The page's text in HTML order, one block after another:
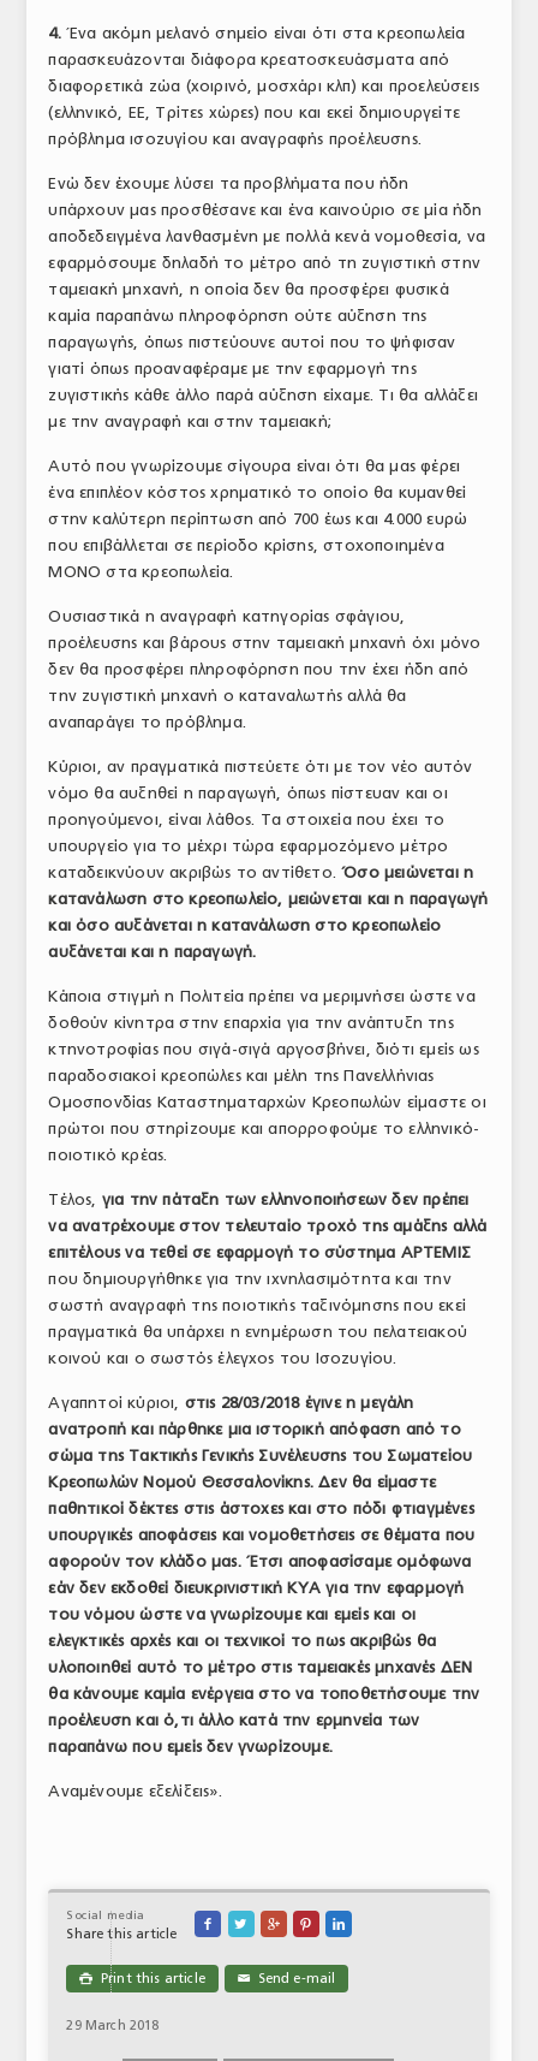
4.Ένα ακόμη μελανό σημείο είναι ότι στα κρεοπωλεία
παρασκευάζονται διάφορα κρεατοσκευάσματα από
διαφορετικά ζώα (χοιρινό, μοσχάρι κλπ) και προελεύσεις
(ελληνικό, ΕΕ, Τρίτες χώρες) που και εκεί δημιουργείτε
πρόβλημα ισοζυγίου και αναγραφής προέλευσης.
Ενώ δεν έχουμε λύσει τα προβλήματα που ήδη
υπάρχουν μας προσθέσανε και ένα καινούριο σε μία ήδη
αποδεδειγμένα λανθασμένη με πολλά κενά νομοθεσία, να
εφαρμόσουμε δηλαδή το μέτρο από τη ζυγιστική στην
ταμειακή μηχανή, η οποία δεν θα προσφέρει φυσικά
καμία παραπάνω πληροφόρηση ούτε αύξηση της
παραγωγής, όπως πιστεύουνε αυτοί που το ψήφισαν
γιατί όπως προαναφέραμε με την εφαρμογή της
ζυγιστικής κάθε άλλο παρά αύξηση είχαμε. Τι θα αλλάξει
με την αναγραφή και στην ταμειακή;
Αυτό που γνωρίζουμε σίγουρα είναι ότι θα μας φέρει
ένα επιπλέον κόστος χρηματικό το οποίο θα κυμανθεί
στην καλύτερη περίπτωση από 700 έως και 4.000 ευρώ
που επιβάλλεται σε περίοδο κρίσης, στοχοποιημένα
ΜΟΝΟ στα κρεοπωλεία.
Ουσιαστικά η αναγραφή κατηγορίας σφάγιου,
προέλευσης και βάρους στην ταμειακή μηχανή όχι μόνο
δεν θα προσφέρει πληροφόρηση που την έχει ήδη από
την ζυγιστική μηχανή ο καταναλωτής αλλά θα
αναπαράγει το πρόβλημα.
Κύριοι, αν πραγματικά πιστεύετε ότι με τον νέο αυτόν
νόμο θα αυξηθεί η παραγωγή, όπως πίστευαν και οι
προηγούμενοι, είναι λάθος. Τα στοιχεία που έχει το
υπουργείο για το μέχρι τώρα εφαρμοζόμενο μέτρο
καταδεικνύουν ακριβώς το αντίθετο.Όσο μειώνεται η
κατανάλωση στο κρεοπωλείο, μειώνεται και η παραγωγή
και όσο αυξάνεται η κατανάλωση στο κρεοπωλείο
αυξάνεται και η παραγωγή.
Κάποια στιγμή η Πολιτεία πρέπει να μεριμνήσει ώστε να
δοθούν κίνητρα στην επαρχία για την ανάπτυξη της
κτηνοτροφίας που σιγά-σιγά αργοσβήνει, διότι εμείς ως
παραδοσιακοί κρεοπώλες και μέλη της Πανελλήνιας
Ομοσπονδίας Καταστηματαρχών Κρεοπωλών είμαστε οι
πρώτοι που στηρίζουμε και απορροφούμε το ελληνικό-
ποιοτικό κρέας.
Τέλος, για την πάταξη των ελληνοποιήσεων δεν πρέπει
να ανατρέχουμε στον τελευταίο τροχό της αμάξης αλλά
επιτέλους να τεθεί σε εφαρμογή το σύστημα ΑΡΤΕΜΙΣ
που δημιουργήθηκε για την ιχνηλασιμότητα και την
σωστή αναγραφή της ποιοτικής ταξινόμησης που εκεί
πραγματικά θα υπάρχει η ενημέρωση του πελατειακού
κοινού και ο σωστός έλεγχος του Ισοζυγίου.
Αγαπητοί κύριοι, στις 28/03/2018 έγινε η μεγάλη
ανατροπή και πάρθηκε μια ιστορική απόφαση από το
σώμα της Τακτικής Γενικής Συνέλευσης του Σωματείου
Κρεοπωλών Νομού Θεσσαλονίκης. Δεν θα είμαστε
παθητικοί δέκτες στις άστοχες και στο πόδι φτιαγμένες
υπουργικές αποφάσεις και νομοθετήσεις σε θέματα που
αφορούν τον κλάδο μας. Έτσι αποφασίσαμε ομόφωνα
εάν δεν εκδοθεί διευκρινιστική ΚΥΑ για την εφαρμογή
του νόμου ώστε να γνωρίζουμε και εμείς και οι
ελεγκτικές αρχές και οι τεχνικοί το πως ακριβώς θα
υλοποιηθεί αυτό το μέτρο στις ταμειακές μηχανές ΔΕΝ
θα κάνουμε καμία ενέργεια στο να τοποθετήσουμε την
προέλευση και ό,τι άλλο κατά την ερμηνεία των
παραπάνω που εμείς δεν γνωρίζουμε.
Αναμένουμε εξελίξεις».
Social media
Share this article
    
 Print this article ✉ Send e-mail
29 March 2018